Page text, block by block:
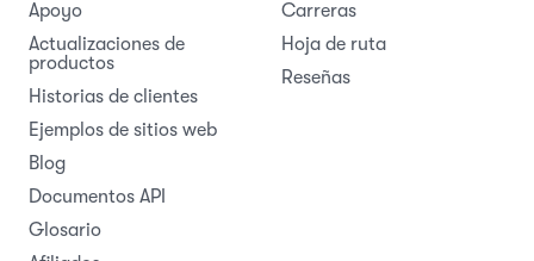
Apoyo
Actualizaciones de
productos
Historias de clientes
Ejemplos de sitios web
Blog
Documentos API
Glosario
Carreras
Hoja de ruta
Reseñas